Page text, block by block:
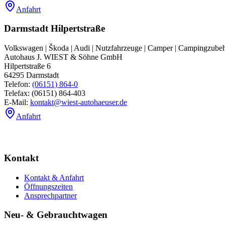
Anfahrt
Darmstadt Hilpertstraße
Volkswagen | Škoda | Audi | Nutzfahrzeuge | Camper |
Autohaus J. WIEST & Söhne GmbH
Hilpertstraße 6
64295 Darmstadt
Telefon: (06151) 864-0
Telefax: (06151) 864-403
E-Mail: kontakt@wiest-autohaeuser.de
Anfahrt
Kontakt
Kontakt & Anfahrt
Öffnungszeiten
Ansprechpartner
Neu- & Gebrauchtwagen